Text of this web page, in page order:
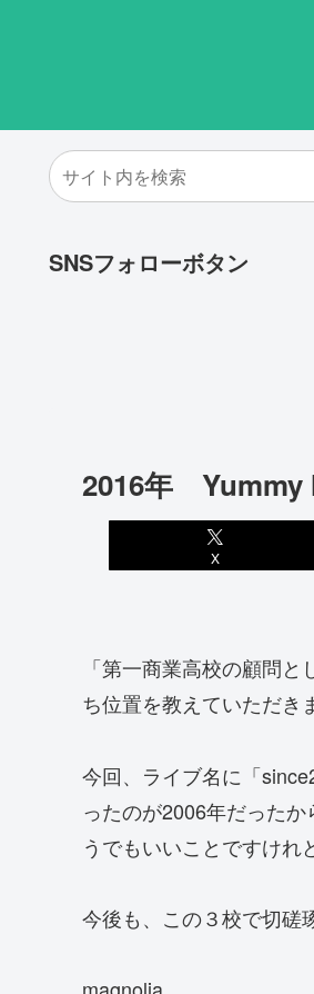
SNSフォローボタン
2016年 Yummy
X
「第一商業高校の顧問
ち位置を教えていただき
今回、ライブ名に「
ったのが2006年だった
うでもいいことですけれ
今後も、この３校で切磋